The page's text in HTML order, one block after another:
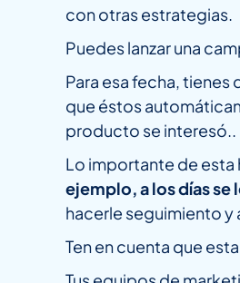
con otras estrategias.
Puedes lanzar una
Para esa fecha,
que éstos
producto se interesó..
Lo importante de esta
ejemplo, a los días se
hacerle seguimiento y
Ten en cuenta que